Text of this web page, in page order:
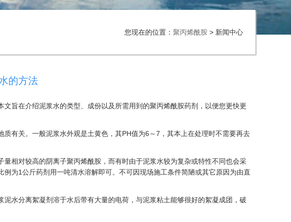
您现在的位置： 聚丙烯酰胺 > 新闻中心
的方法
在介绍泥浆水的类型、成份以及所需用到的聚丙烯酰胺药剂，以便您更快更
有关。一般泥浆水外观是土黄色，其PH值为6～7，其本上在处理时不需要再去
相对较高的阴离子聚丙烯酰胺，而有时由于泥浆水较为复杂或特性不同也会采
为1公斤药剂用一吨清水溶解即可。不可因现场施工条件简陋或其它原因为由直
分离絮凝剂溶于水后带有大量的电荷，与泥浆粘土能够很好的絮凝成团，破